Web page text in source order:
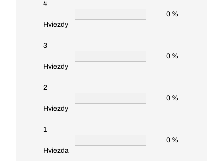
4
Hviezdy
0 %
3
Hviezdy
0 %
2
Hviezdy
0 %
1
Hviezda
0 %